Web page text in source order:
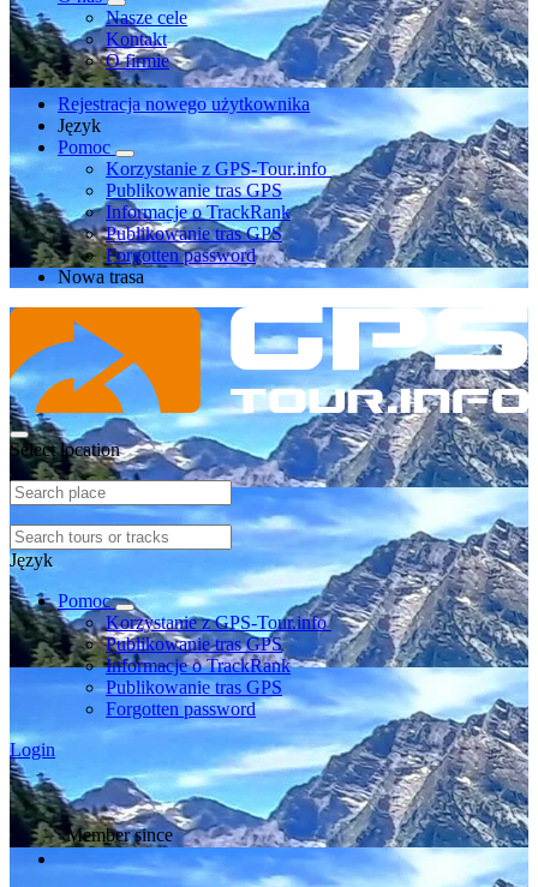
Nasze cele
Kontakt
O firmie
Rejestracja nowego użytkownika
Język
Pomoc
Korzystanie z GPS-Tour.info
Publikowanie tras GPS
Informacje o TrackRank
Publikowanie tras GPS
Forgotten password
Nowa trasa
Select location
Język
Pomoc
Korzystanie z GPS-Tour.info
Publikowanie tras GPS
Informacje o TrackRank
Publikowanie tras GPS
Forgotten password
Login
Member since